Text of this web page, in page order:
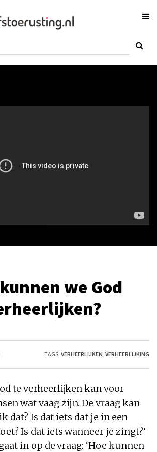
we God
TAGS: VERHEERLIJKEN VERHEERLIJKING
te verheerlijken kan voor
wat vaag zijn. De vraag kan
dat? Is dat iets dat je in een
Is dat iets wanneer je zingt?’
in op de vraag: ‘Hoe kunnen